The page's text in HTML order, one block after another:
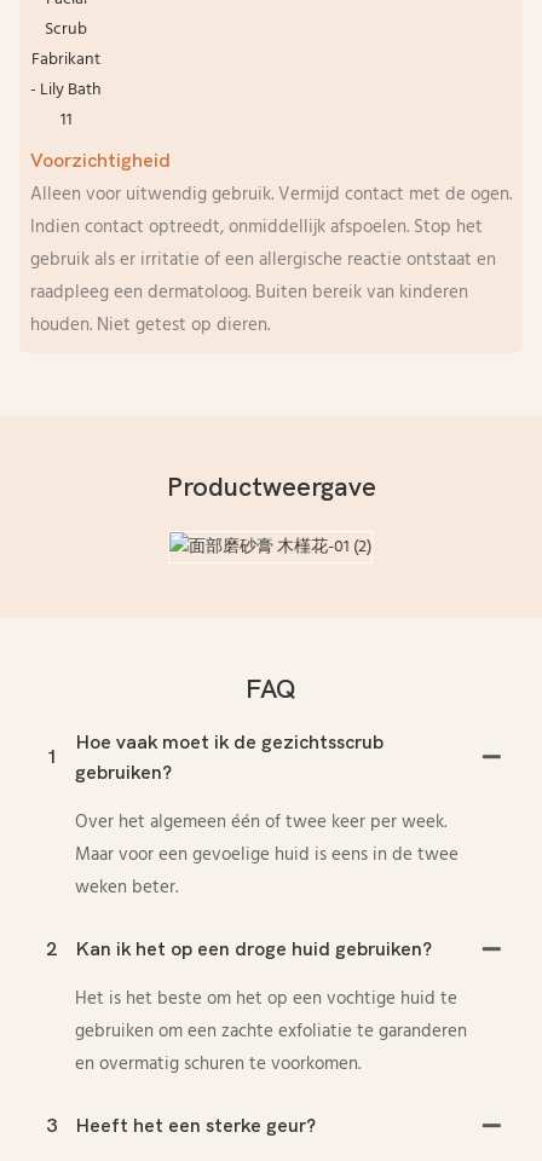
Voorzichtigheid
Alleen voor uitwendig gebruik. Vermijd contact met de ogen.
Indien contact optreedt, onmiddellijk afspoelen. Stop het
gebruik als er irritatie of een allergische reactie ontstaat en
raadpleeg een dermatoloog. Buiten bereik van kinderen
houden. Niet getest op dieren.
Productweergave
FAQ
1
Hoe vaak moet ik de gezichtsscrub
gebruiken?
Over het algemeen één of twee keer per week.
Maar voor een gevoelige huid is eens in de twee
weken beter.
2 Kan ik het op een droge huid gebruiken?
Het is het beste om het op een vochtige huid te
gebruiken om een ​​zachte exfoliatie te garanderen
en overmatig schuren te voorkomen.
3 Heeft het een sterke geur?